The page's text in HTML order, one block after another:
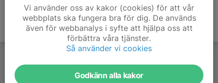
Vi använder oss av kakor (cookies) för att vår
webbplats ska fungera bra för dig. De används
även för webbanalys i syfte att hjälpa oss att
förbättra våra tjänster.
Så använder vi cookies
Godkänn alla kakor